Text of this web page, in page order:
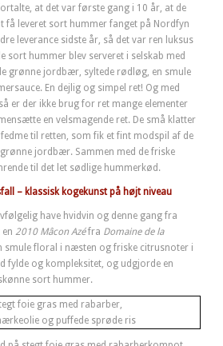
at det var første gang i 10 år, at de
få leveret sort hummer fanget på Nordfyn
leverance sidste år, så det var ren luksus
sort hummer blev serveret i selskab med
grønne jordbær, syltede rødløg, en smule
En dejlig og simpel ret! Og med
er der ikke brug for ret mange elementer
en velsmagende ret. De små klatter
til retten, som fik et fint modspil af de
jordbær. Sammen med de friske
til det let sødlige hummerkød.
– klassisk kogekunst på højt niveau
have hvidvin og denne gang fra
2010 Mâcon Azéfra Domaine de la
smule floral i næsten og friske citrusnoter i
fylde og kompleksitet, og udgjorde en
sort hummer.